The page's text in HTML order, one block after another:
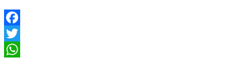
Facebook
Twitter